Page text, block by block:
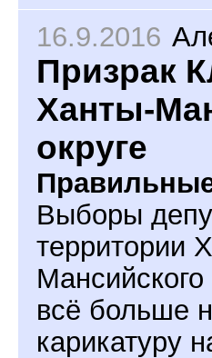
16.9.2016
Призрак
Ханты-
округе
Выборы
территории
всё больше
карикатуру